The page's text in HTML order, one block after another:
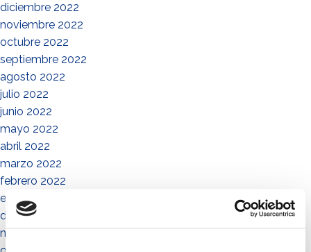
diciembre 2022
noviembre 2022
octubre 2022
septiembre 2022
agosto 2022
julio 2022
junio 2022
mayo 2022
abril 2022
marzo 2022
febrero 2022
enero 2022
diciembre 2021
noviembre 2021